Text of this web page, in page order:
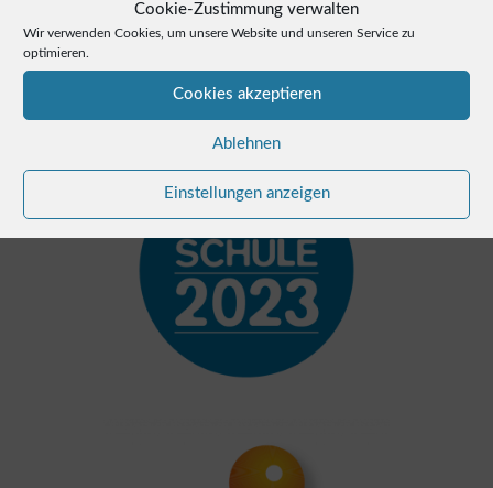
Cookie-Zustimmung verwalten
Wir verwenden Cookies, um unsere Website und unseren Service zu
optimieren.
Cookies akzeptieren
Ablehnen
Einstellungen anzeigen